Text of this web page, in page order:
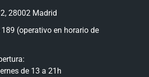
28002 Madrid
(operativo en horario de
de 13 a 21h